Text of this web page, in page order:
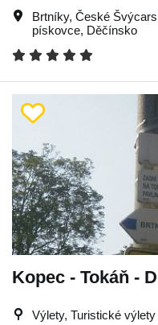
Brtníky, České
pískovce, Děčínsko
Kopec - Tokáň -
Výlety, Turistické výlety